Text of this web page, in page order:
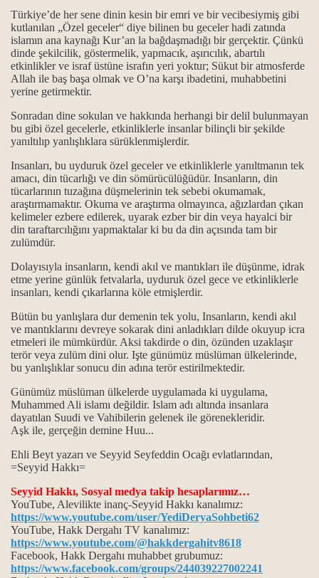
Türkiye’de her sene dinin kesin bir emri ve bir vecibesiymiş gibi
kutlanılan „Özel geceler“ diye bilinen bu geceler hadi zatında
islamın ana kaynağı Kur’an la bağdaşmadığı bir gerçektir. Çünkü
dinde şekilcilik, göstermelik, yapmacık, aşırıcılık, abartılı
etkinlikler ve israf üstüne israfın yeri yoktur; Sükut bir atmosferde
Allah ile baş başa olmak ve O’na karşı ibadetini, muhabbetini
yerine getirmektir.
Sonradan dine sokulan ve hakkında herhangi bir delil bulunmayan
bu gibi özel gecelerle, etkinliklerle insanlar bilinçli bir şekilde
yanıltılıp yanlışlıklara sürüklenmişlerdir.
Insanları, bu uyduruk özel geceler ve etkinliklerle yanıltmanın tek
amacı, din tücarlığı ve din sömürücülüğüdür. Insanların, din
tücarlarının tuzağına düşmelerinin tek sebebi okumamak,
araştırmamaktır. Okuma ve araştırma olmayınca, ağızlardan çıkan
kelimeler ezbere edilerek, uyarak ezber bir din veya hayalci bir
din taraftarcılığını yapmaktalar ki bu da din açısında tam bir
zulümdür.
Dolayısıyla insanların, kendi akıl ve mantıkları ile düşünme, idrak
etme yerine günlük fetvalarla, uyduruk özel gece ve etkinliklerle
insanları, kendi çıkarlarına köle etmişlerdir.
Bütün bu yanlışlara dur demenin tek yolu, Insanların, kendi akıl
ve mantıklarını devreye sokarak dini anladıkları dilde okuyup icra
etmeleri ile mümkürdür. Aksi takdirde o din, özünden uzaklaşır
terör veya zulüm dini olur. Işte günümüz müslüman ülkelerinde,
bu yanlışlıklar sonucu din adına terör estirilmektedir.
Günümüz müslüman ülkelerde uygulamada ki uygulama,
Muhammed Ali islamı değildir. Islam adı altında insanlara
dayatılan Suudi ve Vahibilerin gelenek ile görenekleridir.
Aşk ile, gerçeğin demine Huu...
Ehli Beyt yazarı ve Seyyid Seyfeddin Ocağı evlatlarından,
=Seyyid Hakkı=
Seyyid Hakkı, Sosyal medya takip hesaplarımız…
YouTube, Alevilikte inanç-Seyyid Hakkı kanalımız:
https://www.youtube.com/user/YediDeryaSohbeti62
YouTube, Hakk Dergahı TV kanalımız:
https://www.youtube.com/@hakkdergahitv8618
Facebook, Hakk Dergahı muhabbet grubumuz:
https://www.facebook.com/groups/244039227002241
inmemiştir inmeye başlamıştır...
kim yazmış ve neden artık gelmiyor?
bayramını kutlamaları, gerçeği yansıtmıyor...
değil OKUMAKtır...